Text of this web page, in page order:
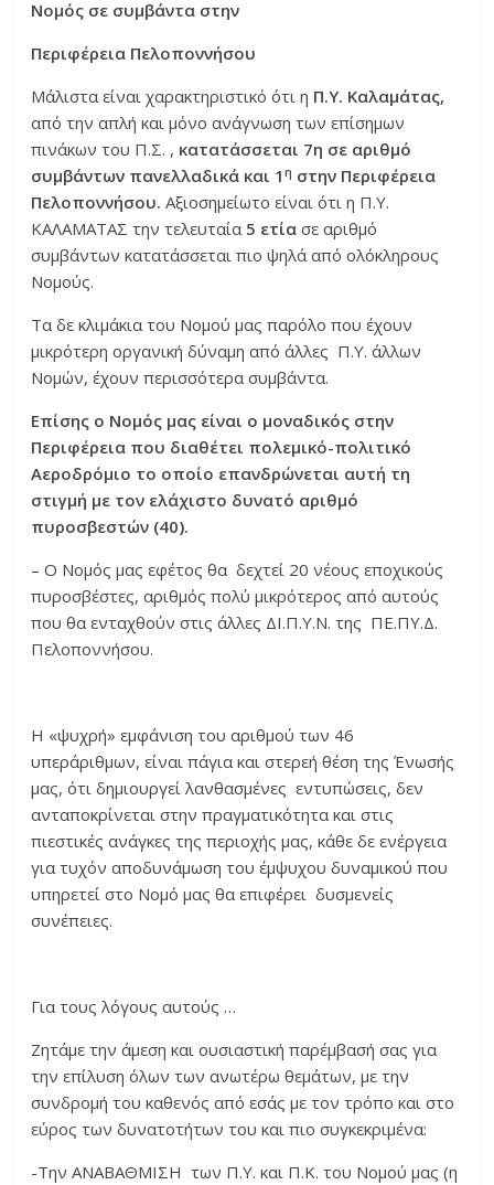
Νομός σε συμβάντα στην
Περιφέρεια Πελοποννήσου
Μάλιστα είναι χαρακτηριστικό ότι η Π.Υ. Καλαμάτας,
από την απλή και μόνο ανάγνωση των επίσημων
πινάκων του Π.Σ. , κατατάσσεται 7η σε αριθμό
συμβάντων πανελλαδικά και 1η στην Περιφέρεια
Πελοποννήσου. Αξιοσημείωτο είναι ότι η Π.Υ.
ΚΑΛΑΜΑΤΑΣ την τελευταία 5 ετία σε αριθμό
συμβάντων κατατάσσεται πιο ψηλά από ολόκληρους
Νομούς.
Τα δε κλιμάκια του Νομού μας παρόλο που έχουν
μικρότερη οργανική δύναμη από άλλες Π.Υ. άλλων
Νομών, έχουν περισσότερα συμβάντα.
Επίσης ο Νομός μας είναι ο μοναδικός στην
Περιφέρεια που διαθέτει πολεμικό-πολιτικό
Αεροδρόμιο το οποίο επανδρώνεται αυτή τη
στιγμή με τον ελάχιστο δυνατό αριθμό
πυροσβεστών (40).
– Ο Νομός μας εφέτος θα δεχτεί 20 νέους εποχικούς
πυροσβέστες, αριθμός πολύ μικρότερος από αυτούς
που θα ενταχθούν στις άλλες ΔΙ.Π.Υ.Ν. της ΠΕ.ΠΥ.Δ.
Πελοποννήσου.
Η «ψυχρή» εμφάνιση του αριθμού των 46
υπεράριθμων, είναι πάγια και στερεή θέση της Ένωσής
μας, ότι δημιουργεί λανθασμένες εντυπώσεις, δεν
ανταποκρίνεται στην πραγματικότητα και στις
πιεστικές ανάγκες της περιοχής μας, κάθε δε ενέργεια
για τυχόν αποδυνάμωση του έμψυχου δυναμικού που
υπηρετεί στο Νομό μας θα επιφέρει δυσμενείς
συνέπειες.
Για τους λόγους αυτούς …
Ζητάμε την άμεση και ουσιαστική παρέμβασή σας για
την επίλυση όλων των ανωτέρω θεμάτων, με την
συνδρομή του καθενός από εσάς με τον τρόπο και στο
εύρος των δυνατοτήτων του και πιο συγκεκριμένα:
-Την ΑΝΑΒΑΘΜΙΣΗ των Π.Υ. και Π.Κ. του Νομού μας (η